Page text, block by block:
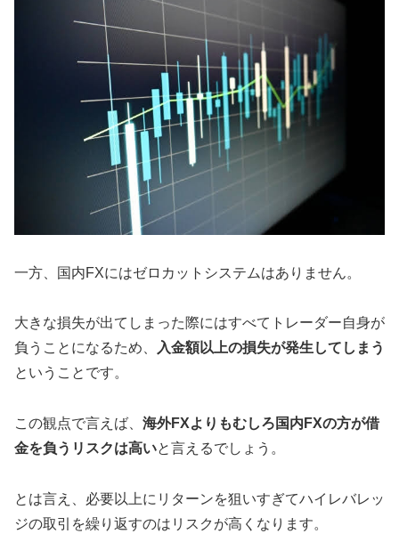
一方、国内FXにはゼロカットシステムはありません。
大きな損失が出てしまった際にはすべてトレーダー自身が
負うことになるため、
入金額以上の損失が発生してしまう
ということです。
この観点で言えば、 海外FXよりもむしろ国内FXの方が借
金を負うリスクは高いと言えるでしょう。
とは言え、必要以上にリターンを狙いすぎてハイレバレッ
ジの取引を繰り返すのはリスクが高くなります。